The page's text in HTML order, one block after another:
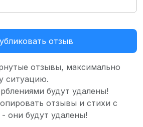
отзыв
отзывы, максимально
ситуацию.
будут удалены!
отзывы и стихи с
они будут удалены!